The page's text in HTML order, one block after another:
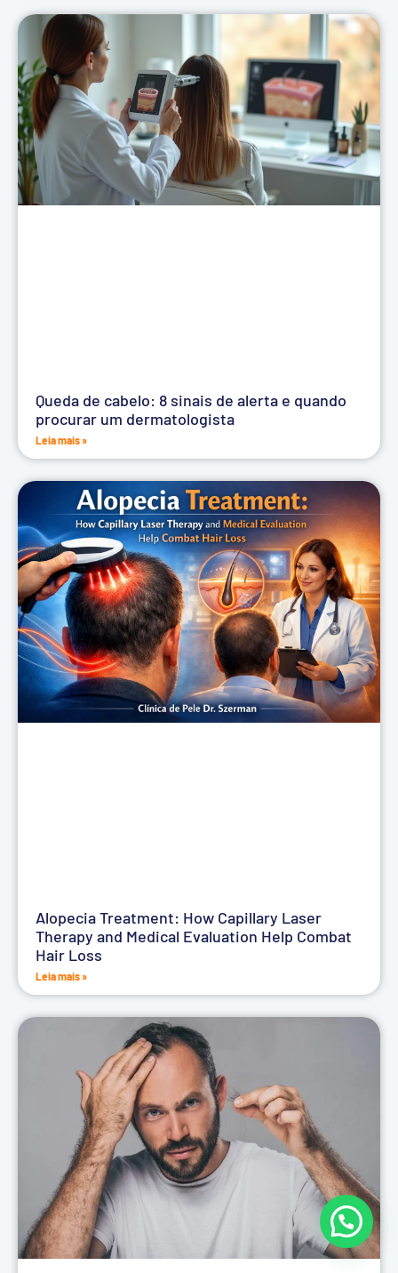
Queda de cabelo: 8 sinais de alerta e quando
procurar um dermatologista
Leia mais »
Alopecia Treatment: How Capillary Laser
Therapy and Medical Evaluation Help Combat
Hair Loss
Leia mais »